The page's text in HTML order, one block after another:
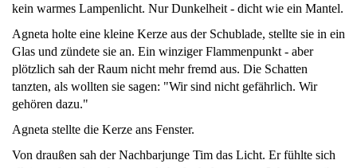
kein warmes Lampenlicht. Nur Dunkelheit - dicht wie ein Mantel.
Agneta holte eine kleine Kerze aus der Schublade, stellte sie in ein
Glas und zündete sie an. Ein winziger Flammenpunkt - aber
plötzlich sah der Raum nicht mehr fremd aus. Die Schatten
tanzten, als wollten sie sagen: "Wir sind nicht gefährlich. Wir
gehören dazu."
Agneta stellte die Kerze ans Fenster.
Von draußen sah der Nachbarjunge Tim das Licht. Er fühlte sich